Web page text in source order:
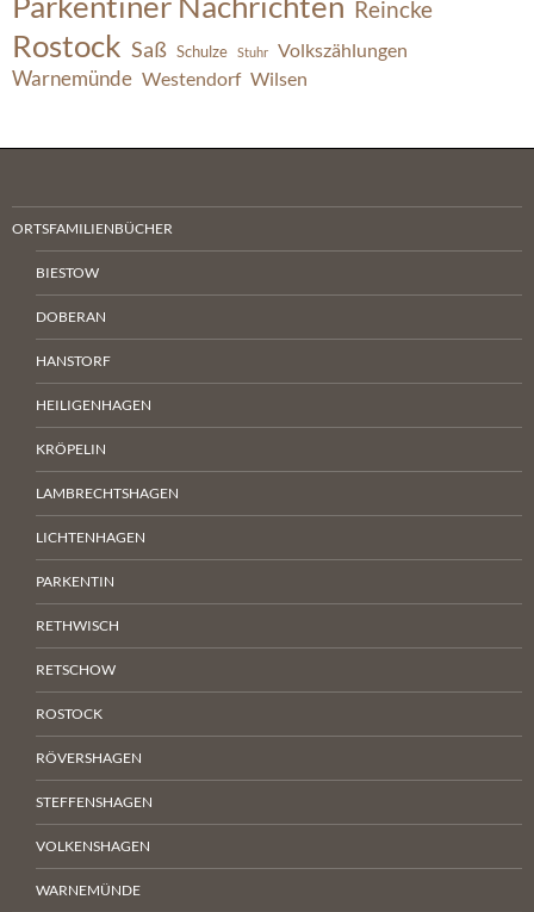
Reincke
Rostock Saß Schulze Stuhr Volkszählungen
Warnemünde Westendorf Wilsen
ORTSFAMILIENBÜCHER
BIESTOW
DOBERAN
HANSTORF
HEILIGENHAGEN
KRÖPELIN
LAMBRECHTSHAGEN
LICHTENHAGEN
PARKENTIN
RETHWISCH
RETSCHOW
ROSTOCK
RÖVERSHAGEN
STEFFENSHAGEN
VOLKENSHAGEN
WARNEMÜNDE